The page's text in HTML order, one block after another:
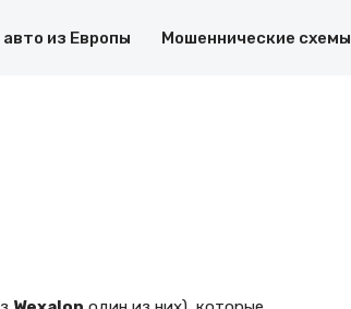
авто из Европы Мошеннические схемы